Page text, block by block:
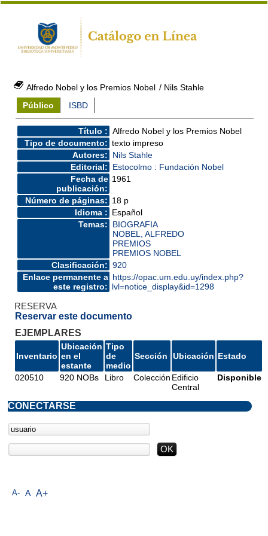
Alfredo Nobel y los Premios Nobel / Nils Stahle
Público
ISBD
Título : Alfredo Nobel y los Premios Nobel
Tipo de documento: texto impreso
Autores:
Nils Stahle
Editorial:
Estocolmo : Fundación Nobel
Fecha de
publicación:
1961
Número de páginas: 18 p
Idioma : Español
Temas:
BIOGRAFIA
NOBEL, ALFREDO
PREMIOS
PREMIOS NOBEL
Clasificación: 920
Enlace permanente a
este registro:
https://opac.um.edu.uy/index.php?
lvl=notice_display&id=1298
RESERVA
Reservar este documento
EJEMPLARES
Inventario
Ubicación
en el
estante
Tipo
de
medio
Sección Ubicación Estado
020510 920 NOBs Libro Colección Edificio
Central
Disponible
A- A A+
CONECTARSE